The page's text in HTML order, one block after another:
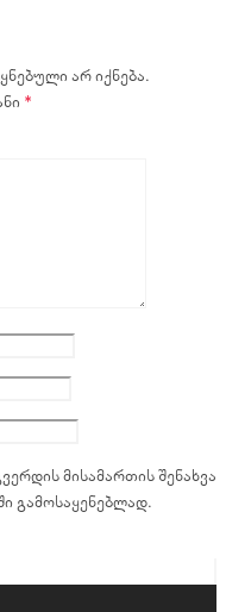
არ იქნება.
*
მისამართის შენახვა
გამოსაყენებლად.